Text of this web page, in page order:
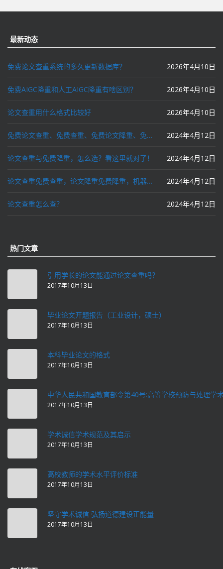
航
最新动态
免费论文查重系统的多久更新数据库？ 2026年4月10日
免费AIGC降重和人工AIGC降重有啥区别？ 2026年4月10日
论文查重用什么格式比较好 2026年4月10日
免费论文查重、免费查重、免费论文降重、免费降重、智能降重、一键降重、降低AIGC写作率、AI写论文，这些名词你了解吗？ 2024年4月12日
论文查重与免费降重，怎么选？看这里就对了！ 2024年4月12日
论文查重免费查重，论文降重免费降重，机器降重，人工降重，降低AIGC写作率，ai写论文，都要选论文狗和paperdog以及文思慧达！ 2024年4月12日
论文查重怎么查？ 2024年4月12日
热门文章
引用学长的论文能通过论文查重吗？
2017年10月13日
毕业论文开题报告（工业设计，硕士）
2017年10月13日
本科毕业论文的格式
2017年10月13日
中华人民共和国教育部令第40号:高等学校预防与处理学
2017年10月13日
学术诚信学术规范及其启示
2017年10月13日
高校教师的学术水平评价标准
2017年10月13日
坚守学术诚信 弘扬道德建设正能量
2017年10月13日